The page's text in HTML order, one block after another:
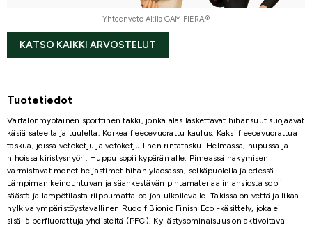
Yhteenveto AI:lla GAMIFIERA.®
KATSO KAIKKI ARVOSTELUT
Tuotetiedot
Vartalonmyötäinen sporttinen takki, jonka alas laskettavat hihansuut suojaavat
käsiä sateelta ja tuulelta. Korkea fleecevuorattu kaulus. Kaksi fleecevuorattua
taskua, joissa vetoketju ja vetoketjullinen rintatasku. Helmassa, hupussa ja
hihoissa kiristysnyöri. Huppu sopii kypärän alle. Pimeässä näkymisen
varmistavat monet heijastimet hihan yläosassa, selkäpuolella ja edessä.
Lämpimän keinountuvan ja säänkestävän pintamateriaalin ansiosta sopii
säästä ja lämpötilasta riippumatta paljon ulkoilevalle. Takissa on vettä ja likaa
hylkivä ympäristöystävällinen Rudolf Bionic Finish Eco -käsittely, joka ei
sisällä perfluorattuja yhdisteitä (PFC). Kyllästysominaisuus on aktivoitava